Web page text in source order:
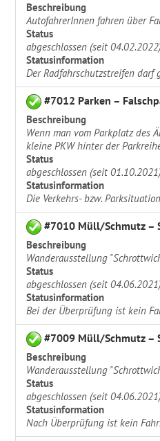
Beschreibung
AutofahrerInnen fahren über
Status
abgeschlossen (seit
Statusinformation
Der Radfahrschutzstreifen darf
#7012 Parken –
Beschreibung
Wenn man vom Parkplatz des
kleine PKW hinter der
Status
abgeschlossen (seit
Statusinformation
Die Verkehrs- bzw.
#7010 Müll/Schmutz –
Beschreibung
Wanderausstellung
Status
abgeschlossen (seit
Statusinformation
Bei der Überprüfung ist kein
#7009 Müll/Schmutz –
Beschreibung
Wanderausstellung
Status
abgeschlossen (seit
Statusinformation
Nach Überprüfung ist kein